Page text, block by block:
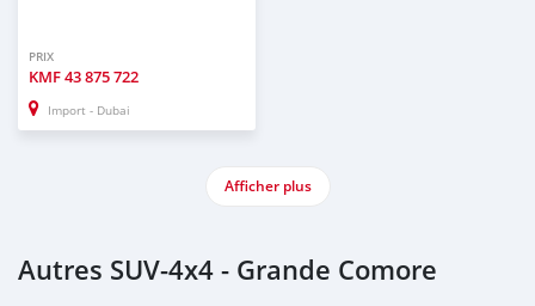
PRIX
KMF43 875 722
Import - Dubai
Afficher plus
Autres SUV‒4x4 - Grande Comore